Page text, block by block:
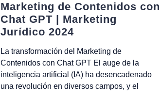
Marketing de Contenidos con
Chat GPT | Marketing
Jurídico 2024
La transformación del Marketing de
Contenidos con Chat GPT El auge de la
inteligencia artificial (IA) ha desencadenado
una revolución en diversos campos, y el